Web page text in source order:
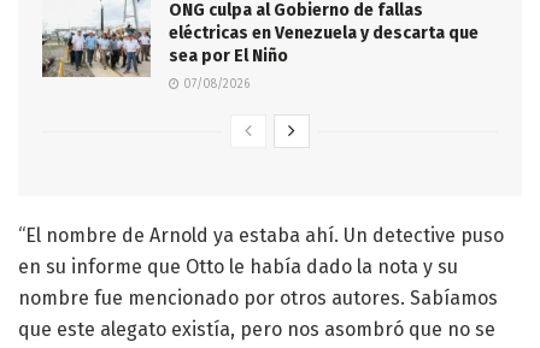
ONG culpa al Gobierno de fallas
eléctricas en Venezuela y descarta que
sea por El Niño
07/08/2026
“El nombre de Arnold ya estaba ahí. Un detective puso
en su informe que Otto le había dado la nota y su
nombre fue mencionado por otros autores. Sabíamos
que este alegato existía, pero nos asombró que no se